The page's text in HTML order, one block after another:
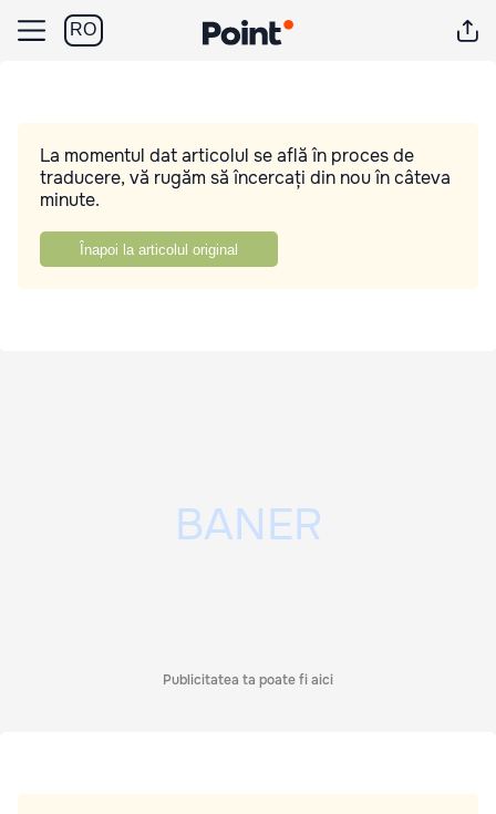
RO
La momentul dat articolul se află în proces de
traducere, vă rugăm să încercați din nou în câteva
minute.
Înapoi la articolul original
Publicitatea ta poate fi aici